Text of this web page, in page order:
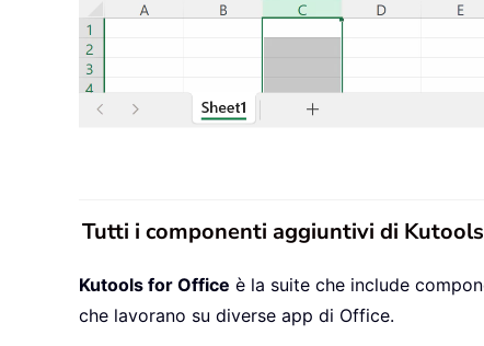
Tutti i componenti aggiuntivi di
Kutools for Office è la suite che include
che lavorano su diverse app di Office.